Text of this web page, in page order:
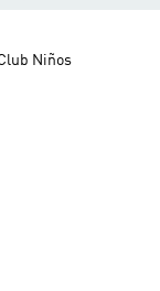
Niños